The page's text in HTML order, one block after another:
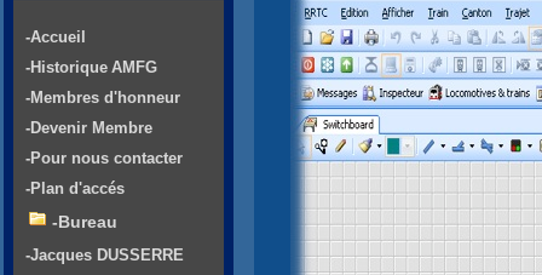
-Accueil
-Historique AMFG
-Membres d'honneur
-Devenir Membre
-Pour nous contacter
-Plan d'accés
-Bureau
-Jacques DUSSERRE